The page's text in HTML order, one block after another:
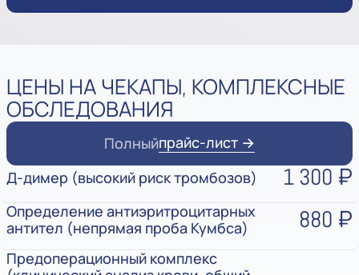
ЦЕНЫ НА ЧЕКАПЫ, КОМПЛЕКСНЫЕ
ОБСЛЕДОВАНИЯ
Полныйпрайс-лист →
Д-димер (высокий риск тромбозов)
1 300 ₽
Определение антиэритроцитарных
антител (непрямая проба Кумбса)
880 ₽
Предоперационный комплекс